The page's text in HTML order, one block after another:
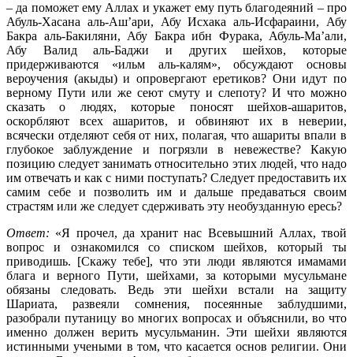
– да поможет ему Аллах и укажет ему путь благодеяний – про
Абуль-Хасана аль-Аш’ари, Абу Исхака аль-Исфараини, Абу
Бакра аль-Бакиляни, Абу Бакра ибн Фурака, Абуль-Ма’али,
Абу Валид аль-Баджи и других шейхов, которые
придерживаются «ильм аль-калям», обсуждают основы
вероучения (акыды) и опровергают еретиков? Они идут по
верному Пути или же сеют смуту и слепоту? И что можно
сказать о людях, которые поносят шейхов-ашаритов,
оскорбляют всех ашаритов, и обвиняют их в неверии,
всячески отделяют себя от них, полагая, что ашариты впали в
глубокое заблуждение и погрязли в невежестве? Какую
позицию следует занимать относительно этих людей, что надо
им отвечать и как с ними поступать? Следует предоставить их
самим себе и позволить им и дальше предаваться своим
страстям или же следует сдерживать эту необузданную ересь?
Ответ: «Я прочел, да хранит нас Всевышний Аллах, твой
вопрос и ознакомился со списком шейхов, который ты
приводишь. [Скажу тебе], что эти люди являются имамами
блага и верного Пути, шейхами, за которыми мусульмане
обязаны следовать. Ведь эти шейхи встали на защиту
Шариата, развеяли сомнения, посеянные заблудшими,
разобрали путаницу во многих вопросах и объяснили, во что
именно должен верить мусульманин. Эти шейхи являются
истинными учеными в том, что касается основ религии. Они